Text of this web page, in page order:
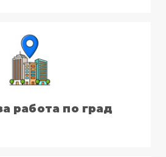
работа по град